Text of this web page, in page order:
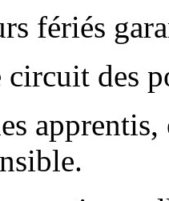
fériés
des